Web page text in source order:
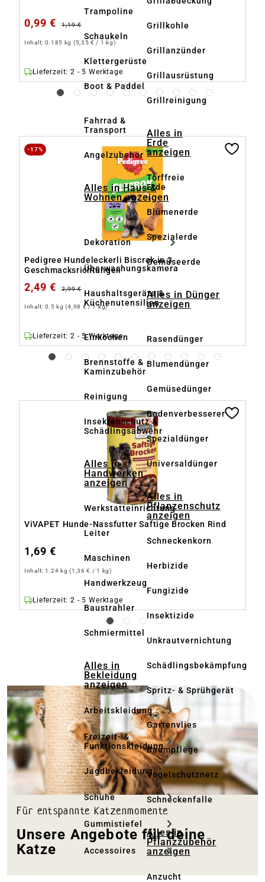
Trampoline
Schaukeln
Klettergerüste
Boot & Paddel
Fahrrad &
Transport
Angelzubehör
Alles in Haus &
Wohnen anzeigen
Dekoration
Überwachungskamera
Haushaltsgeräte &
Küchenutensilien
Einkochen
Brennstoffe &
Kaminzubehör
Reinigung
Insektenschutz &
Schädlingsabwehr
Alles in
Handwerken
anzeigen
Werkstatteinrichtung
Leiter
Maschinen
Handwerkzeug
Baustrahler
Schmiermittel
Alles in
Bekleidung
anzeigen
Arbeitskleidung
Freizeit- &
Funktionskleidung
Jagdbekleidung
Schuhe
Gummistiefel
Accessoires
Grillkohle
Grillanzünder
Grillausrüstung
Grillreinigung
Alles in
Erde
anzeigen
Torffreie
Erde
Blumenerde
Spezialerde
Gemüseerde
Alles in Dünger
anzeigen
Rasendünger
Blumendünger
Gemüsedünger
Bodenverbesserer
Spezialdünger
Universaldünger
Alles in
Pflanzenschutz
anzeigen
Schneckenkorn
Herbizide
Fungizide
Insektizide
Unkrautvernichtung
Schädlingsbekämpfung
Spritz- & Sprühgerät
Gartenvlies
Baumpflege
Vogelschutznetz
Schneckenfalle
Alles in
Pflanzzubehör
anzeigen
Anzucht
0,99 € 1,19 €
Inhalt: 0.185 kg (5,35 € / 1 kg)
Lieferzeit: 2 - 5 Werktage
Produktgalerie überspringen
-17%
Pedigree Hundeleckerli Biscrok in 3
Geschmacksrichtungen
2,49 € 2,99 €
Inhalt: 0.5 kg(4,98 € / 1 kg)
Lieferzeit: 2 - 5 Werktage
ViVAPET Hunde-Nassfutter Saftige Brocken Rind
1,69 €
Inhalt: 1.24 kg(1,36 € / 1 kg)
Lieferzeit: 2 - 5 Werktage
Für entspannte Katzenmomente
Unsere Angebote für deine
Katze